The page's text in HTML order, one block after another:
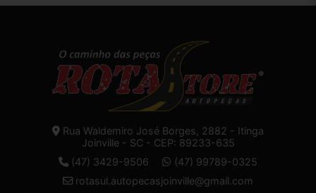
Rua Waldemiro José Borges, 2882 - Itinga
Joinville - SC - CEP: 89233-635
(47) 3429-9506
(47) 99789-0325
rotasul.autopecasjoinville@gmail.com